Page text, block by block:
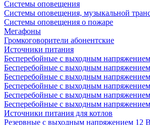
Системы оповещения
Системы оповещения, музыкальной
Системы оповещения о пожаре
Мегафоны
Громкоговорители абонентские
Источники питания
Бесперебойные с выходным
Бесперебойные с выходным
Бесперебойные с выходным
Бесперебойные с выходным
Бесперебойные с выходным
Бесперебойные с выходным
Источники питания для котлов
Резервные с выходным напряжением 12 В